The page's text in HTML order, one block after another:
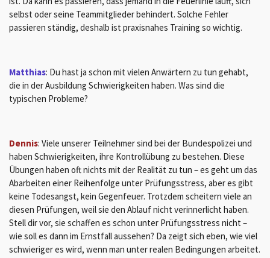
selbst oder seine Teammitglieder behindert. Solche Fehler
passieren ständig, deshalb ist praxisnahes Training so wichtig.
Matthias: Du hast ja schon mit vielen Anwärtern zu tun gehabt,
die in der Ausbildung Schwierigkeiten haben. Was sind die
typischen Probleme?
Dennis: Viele unserer Teilnehmer sind bei der Bundespolizei und
haben Schwierigkeiten, ihre Kontrollübung zu bestehen. Diese
Übungen haben oft nichts mit der Realität zu tun – es geht um das
Abarbeiten einer Reihenfolge unter Prüfungsstress, aber es gibt
keine Todesangst, kein Gegenfeuer. Trotzdem scheitern viele an
diesen Prüfungen, weil sie den Ablauf nicht verinnerlicht haben.
Stell dir vor, sie schaffen es schon unter Prüfungsstress nicht –
wie soll es dann im Ernstfall aussehen? Da zeigt sich eben, wie viel
schwieriger es wird, wenn man unter realen Bedingungen arbeitet.